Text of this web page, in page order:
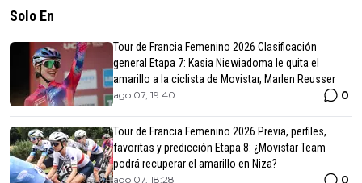
Solo En
Tour de Francia Femenino 2026 Clasificación
general Etapa 7: Kasia Niewiadoma le quita el
amarillo a la ciclista de Movistar, Marlen Reusser
ago 07, 19:40 0
Tour de Francia Femenino 2026 Previa, perfiles,
favoritas y predicción Etapa 8: ¿Movistar Team
podrá recuperar el amarillo en Niza?
ago 07, 18:28